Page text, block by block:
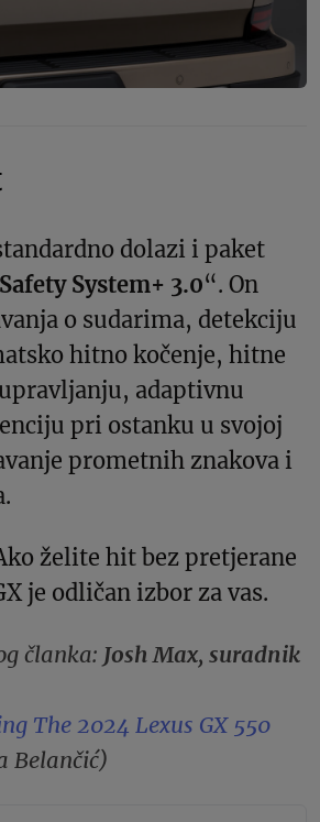
dolazi i paket
System+ 3.0“. On
o sudarima, detekciju
hitno kočenje, hitne
adaptivnu
pri ostanku u svojoj
prometnih znakova i
želite hit bez pretjerane
je odličan izbor za vas.
članka: Josh Max, suradnik
The 2024 Lexus GX 550
Belančić)